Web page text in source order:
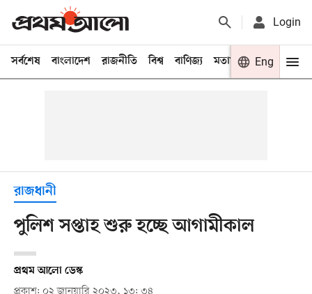
Login
সর্বশেষ বাংলাদেশ রাজনীতি বিশ্ব বাণিজ্য মতামত খেলা
Eng
রাজধানী
পুলিশ সপ্তাহ শুরু হচ্ছে আগামীকাল
প্রথম আলো ডেস্ক